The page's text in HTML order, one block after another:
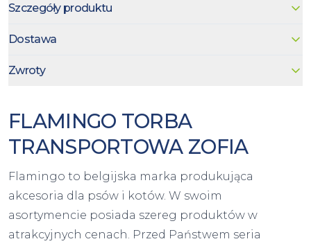
Szczegóły produktu
Dostawa
Zwroty
FLAMINGO TORBA
TRANSPORTOWA ZOFIA
Flamingo to belgijska marka produkująca
akcesoria dla psów i kotów. W swoim
asortymencie posiada szereg produktów w
atrakcyjnych cenach. Przed Państwem seria